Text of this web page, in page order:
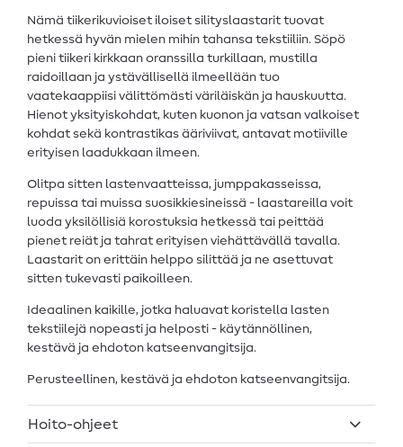
Nämä tiikerikuvioiset iloiset silityslaastarit tuovat
hetkessä hyvän mielen mihin tahansa tekstiiliin. Söpö
pieni tiikeri kirkkaan oranssilla turkillaan, mustilla
raidoillaan ja ystävällisellä ilmeellään tuo
vaatekaappiisi välittömästi väriläiskän ja hauskuutta.
Hienot yksityiskohdat, kuten kuonon ja vatsan valkoiset
kohdat sekä kontrastikas ääriviivat, antavat motiiville
erityisen laadukkaan ilmeen.
Olitpa sitten lastenvaatteissa, jumppakasseissa,
repuissa tai muissa suosikkiesineissä - laastareilla voit
luoda yksilöllisiä korostuksia hetkessä tai peittää
pienet reiät ja tahrat erityisen viehättävällä tavalla.
Laastarit on erittäin helppo silittää ja ne asettuvat
sitten tukevasti paikoilleen.
Ideaalinen kaikille, jotka haluavat koristella lasten
tekstiilejä nopeasti ja helposti - käytännöllinen,
kestävä ja ehdoton katseenvangitsija.
Perusteellinen, kestävä ja ehdoton katseenvangitsija.
Hoito-ohjeet